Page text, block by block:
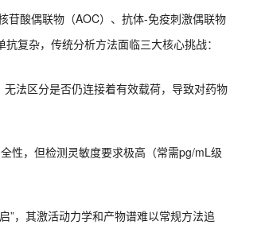
苷酸偶联物（AOC）、抗体-免疫刺激偶联物
复杂，传统分析方法面临三大核心挑战：
法区分是否仍连接着有效载荷，导致对药物
性，但检测灵敏度要求极高（常需pg/mL级
”，其激活动力学和产物谱难以常规方法追